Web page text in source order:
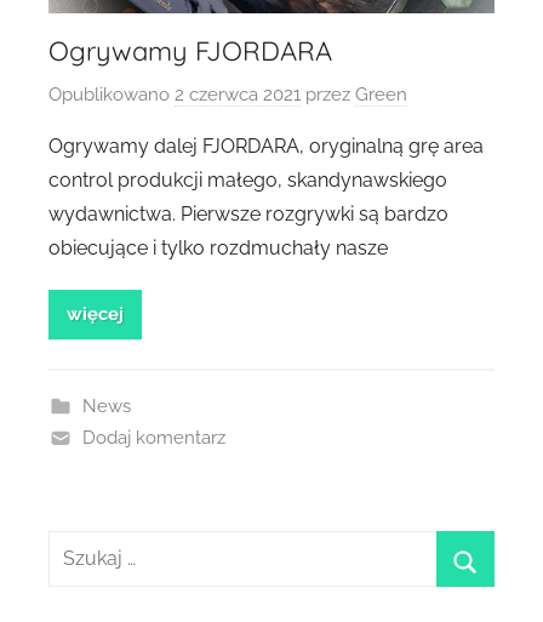
Ogrywamy FJORDARA
Opublikowano 2 czerwca 2021 przez Green
Ogrywamy dalej FJORDARA, oryginalną grę area
control produkcji małego, skandynawskiego
wydawnictwa. Pierwsze rozgrywki są bardzo
obiecujące i tylko rozdmuchały nasze
więcej
News
Dodaj komentarz
Szukaj: